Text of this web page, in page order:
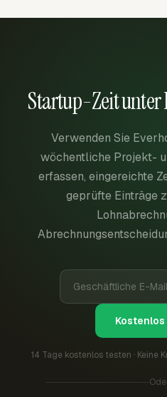
Startup-Zeit
Verwenden Sie
wöchentliche Projekt-
erfassen, eingereichte
geprüfte Einträge
14 Tage kostenlos testen · Keine